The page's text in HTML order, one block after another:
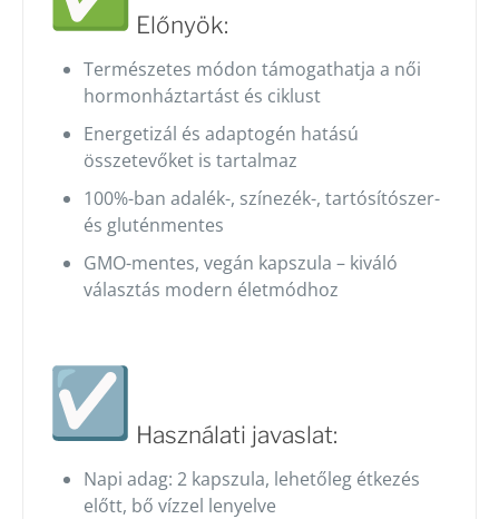
Előnyök:
Természetes módon támogathatja a női
hormonháztartást és ciklust
Energetizál és adaptogén hatású
összetevőket is tartalmaz
100%-ban adalék-, színezék-, tartósítószer-
és gluténmentes
GMO-mentes, vegán kapszula – kiváló
választás modern életmódhoz
Használati javaslat:
Napi adag: 2 kapszula, lehetőleg étkezés
előtt, bő vízzel lenyelve